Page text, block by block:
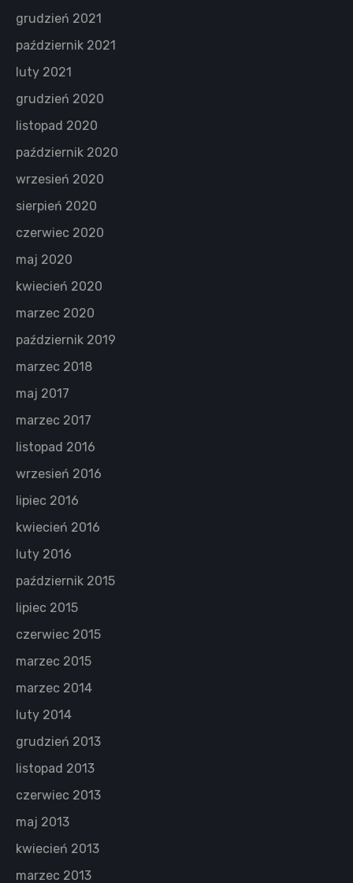
grudzień 2021
październik 2021
luty 2021
grudzień 2020
listopad 2020
październik 2020
wrzesień 2020
sierpień 2020
czerwiec 2020
maj 2020
kwiecień 2020
marzec 2020
październik 2019
marzec 2018
maj 2017
marzec 2017
listopad 2016
wrzesień 2016
lipiec 2016
kwiecień 2016
luty 2016
październik 2015
lipiec 2015
czerwiec 2015
marzec 2015
marzec 2014
luty 2014
grudzień 2013
listopad 2013
czerwiec 2013
maj 2013
kwiecień 2013
marzec 2013